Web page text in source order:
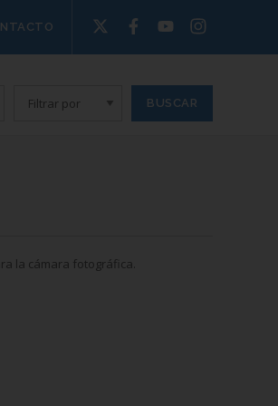
la cámara fotográfica.